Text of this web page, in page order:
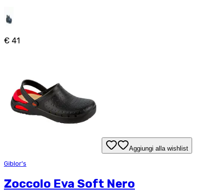
€ 41
Aggiungi alla wishlist
Giblor's
Zoccolo Eva Soft Nero